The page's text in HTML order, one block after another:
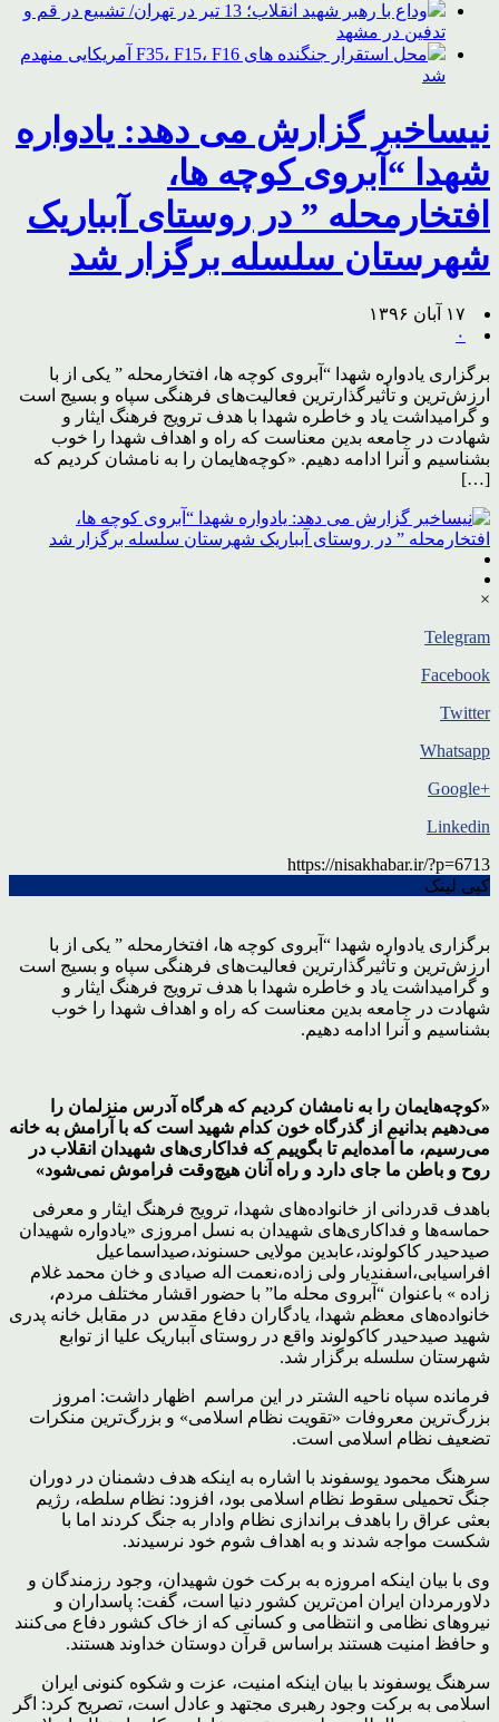
وداع با رهبر شهید انقلاب؛ 13 تیر در تهران/ تشییع در قم و
تدفین در مشهد
محل استقرار جنگنده های F35، F15، F16 آمریکایی منهدم
شد
نیساخبر گزارش می دهد: یادواره
شهدا “آبروی کوچه ها،
افتخارمحله ” در روستای آبباریک
شهرستان سلسله برگزار شد
۱۷ آبان ۱۳۹۶
۰
برگزاری یادواره شهدا “آبروی کوچه ها، افتخارمحله ” یکی از با
ارزش‌ترین و تأثیرگذارترین فعالیت‌های فرهنگی سپاه و بسیج است
و گرامیداشت یاد و خاطره شهدا با هدف ترویج فرهنگ ایثار و
شهادت در جامعه بدین معناست که راه و اهداف شهدا را خوب
بشناسیم و آنرا ادامه دهیم. «کوچه‌هایمان را به نامشان کردیم که
[…]
×
Telegram
Facebook
Twitter
Whatsapp
+Google
Linkedin
https://nisakhabar.ir/?p=6713
کپی لینک
برگزاری یادواره شهدا “آبروی کوچه ها، افتخارمحله ” یکی از با
ارزش‌ترین و تأثیرگذارترین فعالیت‌های فرهنگی سپاه و بسیج است
و گرامیداشت یاد و خاطره شهدا با هدف ترویج فرهنگ ایثار و
شهادت در جامعه بدین معناست که راه و اهداف شهدا را خوب
بشناسیم و آنرا ادامه دهیم.
«کوچه‌هایمان را به نامشان کردیم که هرگاه آدرس منزلمان را
می‌دهیم بدانیم از گذرگاه خون کدام شهید است که با آرامش به خانه
می‌رسیم، ما آمده‌ایم تا بگوییم که فداکاری‌های شهیدان انقلاب در
روح و باطن ما جای دارد و راه آنان هیچ‌وقت فراموش‌ نمی‌شود»
باهدف قدردانی از خانواده‌های شهدا، ترویج فرهنگ ایثار و معرفی
حماسه‌ها و فداکاری‌های شهیدان به نسل امروزی «یادواره شهیدان
صیدحیدر کاکولوند،عابدین مولایی حسنوند،صیداسماعیل
افراسیابی،اسفندیار ولی زاده،نعمت اله صیادی و خان محمد غلام
زاده » باعنوان “آبروی محله ما” با حضور اقشار مختلف مردم،
خانواده‌های معظم شهدا، یادگاران دفاع مقدس در مقابل خانه پدری
شهید صیدحیدر کاکولوند واقع در روستای آبباریک علیا از توابع
شهرستان سلسله برگزار شد.
فرمانده سپاه ناحیه الشتر در این مراسم اظهار داشت: امروز
بزرگ‌ترین معروفات «تقویت نظام اسلامی» و بزرگ‌ترین منکرات
تضعیف نظام اسلامی است.
سرهنگ محمود یوسفوند با اشاره به اینکه هدف دشمنان در دوران
جنگ تحمیلی سقوط نظام اسلامی بود، افزود: نظام سلطه، رژیم
بعثی عراق را باهدف براندازی نظام وادار به جنگ کردند اما با
شکست مواجه شدند و به اهداف شوم خود نرسیدند.
وی با بیان اینکه امروزه به برکت خون شهیدان، وجود رزمندگان و
دلاورمردان ایران امن‌ترین کشور دنیا است، گفت: پاسداران و
نیروهای نظامی و انتظامی و کسانی که از خاک کشور دفاع می‌کنند
و حافظ امنیت هستند براساس قرآن دوستان خداوند هستند.
سرهنگ یوسفوند با بیان اینکه امنیت، عزت و شکوه کنونی ایران
اسلامی به برکت وجود رهبری مجتهد و عادل است، تصریح کرد: اگر